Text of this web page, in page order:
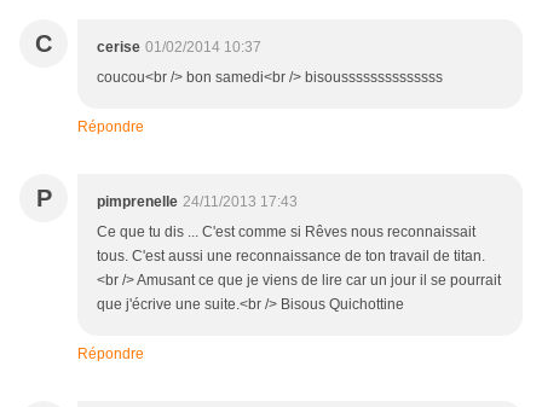
C cerise 01/02/2014 10:37
coucou<br /> bon samedi<br /> bisoussssssssssssss
Répondre
P pimprenelle 24/11/2013 17:43
Ce que tu dis ... C'est comme si Rêves nous reconnaissait
tous. C'est aussi une reconnaissance de ton travail de titan.
<br /> Amusant ce que je viens de lire car un jour il se pourrait
que j'écrive une suite.<br /> Bisous Quichottine
Répondre